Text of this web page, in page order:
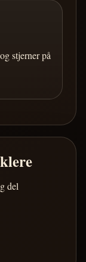
stjerner på
del